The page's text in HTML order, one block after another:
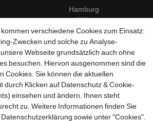
Hamburg
Köln
Stuttgart
Dortmund
Bremen
Leipzig
Nürnberg
Bochum
Bielefeld
verschiedene Cookies zum Einsatz:
Zwecken und solche zu Analyse-
Webseite grundsätzlich auch ohne
besuchen. Hiervon ausgenommen sind die
Cookies. Sie können die aktuellen
durch Klicken auf Datenschutz & Cookie-
einsehen und ändern. Ihnen steht
zu. Weitere Informationen finden Sie
sowie unter "Cookies".